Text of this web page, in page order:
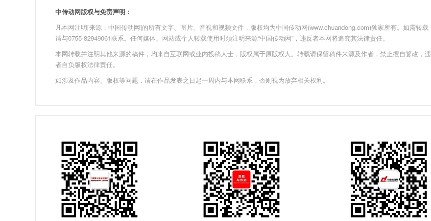
中传动网版权与免责声明：
凡本网注明[来源：中国传动网]的所有文字、图片、音视和视频文件，版权均为中国传动网(www.chuandong.com)独家所有。如需转载
请与0755-82949061联系。任何媒体、网站或个人转载使用时须注明来源“中国传动网”，违反者本网将追究其法律责任。
本网转载并注明其他来源的稿件，均来自互联网或业内投稿人士，版权属于原版权人。转载请保留稿件来源及作者，禁止擅自篡改，违
者自负版权法律责任。
如涉及作品内容、版权等问题，请在作品发表之日起一周内与本网联系，否则视为放弃相关权利。